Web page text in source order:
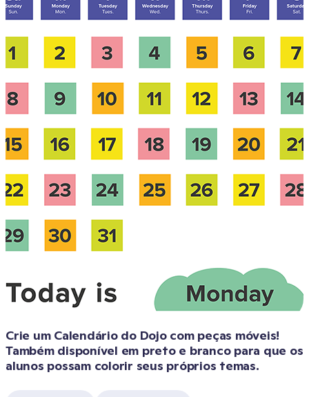
Crie um Calendário do Dojo com peças móveis!
Também disponível em preto e branco para que os
alunos possam colorir seus próprios temas.